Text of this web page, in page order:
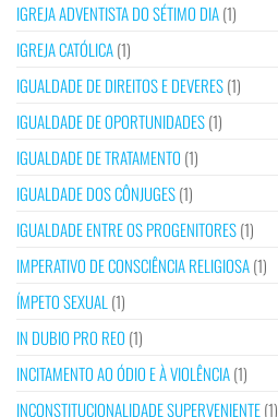
IGREJA ADVENTISTA DO SÉTIMO DIA(1)
IGREJA CATÓLICA(1)
IGUALDADE DE DIREITOS E DEVERES(1)
IGUALDADE DE OPORTUNIDADES(1)
IGUALDADE DE TRATAMENTO (1)
IGUALDADE DOS CÔNJUGES(1)
IGUALDADE ENTRE OS PROGENITORES(1)
IMPERATIVO DE CONSCIÊNCIA RELIGIOSA(1)
ÍMPETO SEXUAL (1)
IN DUBIO PRO REO (1)
INCITAMENTO AO ÓDIO E À VIOLÊNCIA(1)
INCONSTITUCIONALIDADE SUPERVENIENTE(1)